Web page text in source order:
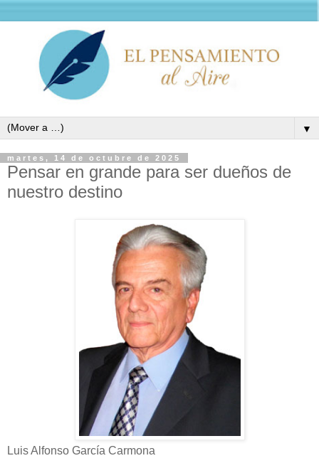
▼
martes, 14 de octubre de 2025
Pensar en grande para ser dueños de
nuestro destino
Luis Alfonso García Carmona